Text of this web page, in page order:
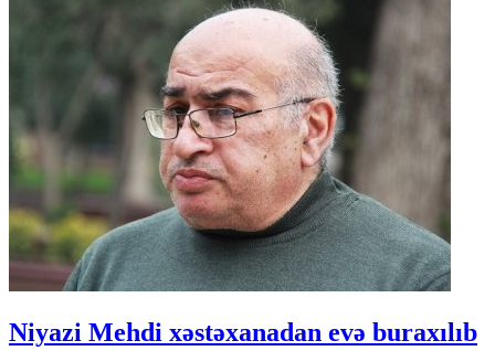
Niyazi Mehdi xəstəxanadan evə buraxılıb